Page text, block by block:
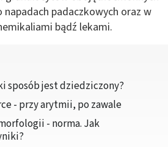
padaczkowych oraz w
bądź lekami.
sposób jest dziedziczony?
- przy arytmii, po zawale
- norma. Jak